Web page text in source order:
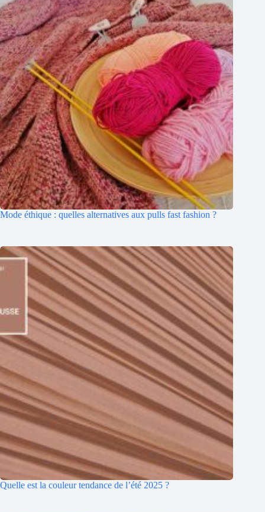
Mode éthique : quelles alternatives aux pulls fast fashion ?
Quelle est la couleur tendance de l’été 2025 ?